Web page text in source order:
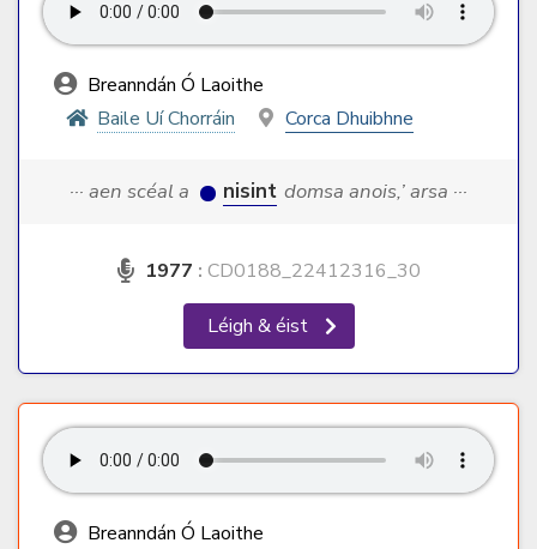
Breanndán Ó Laoithe
Baile Uí Chorráin
Corca Dhuibhne
··· aen scéal a nisint domsa anois,’ arsa ···
1977 : CD0188_22412316_30
Léigh & éist
Breanndán Ó Laoithe